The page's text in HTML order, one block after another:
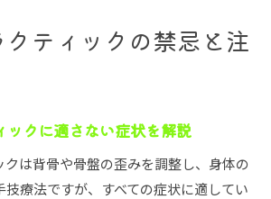
ティックの禁忌と注
ックに適さない症状を解説
クは背骨や骨盤の歪みを調整し、身体の
技療法ですが、すべての症状に適してい